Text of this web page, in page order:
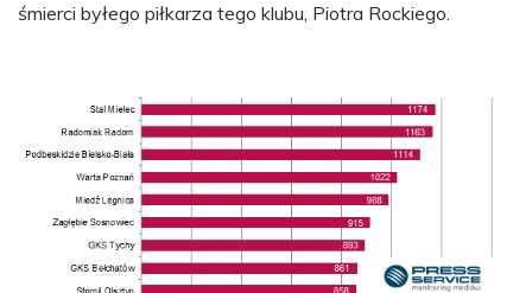
śmierci byłego piłkarza tego klubu, Piotra Rockiego.